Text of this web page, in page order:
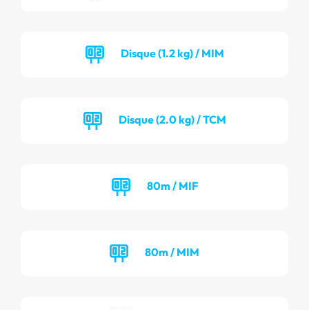
Disque (1.2 kg) / MIM
Disque (2.0 kg) / TCM
80m / MIF
80m / MIM